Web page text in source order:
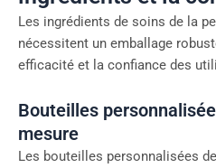
Les ingrédients de soins de la
nécessitent un emballage
efficacité et la confiance des
Bouteilles
mesure
Les bouteilles personnalisées